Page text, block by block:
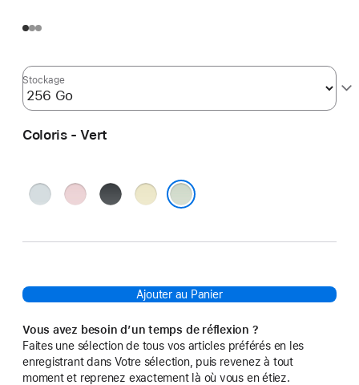
Stockage
Coloris - Vert
Bleu Rose Noir Jaune
Ajouter au Panier
Vous avez besoin d’un temps de réflexion ?
Faites une sélection de tous vos articles préférés en les
enregistrant dans Votre sélection, puis revenez à tout
moment et reprenez exactement là où vous en étiez.